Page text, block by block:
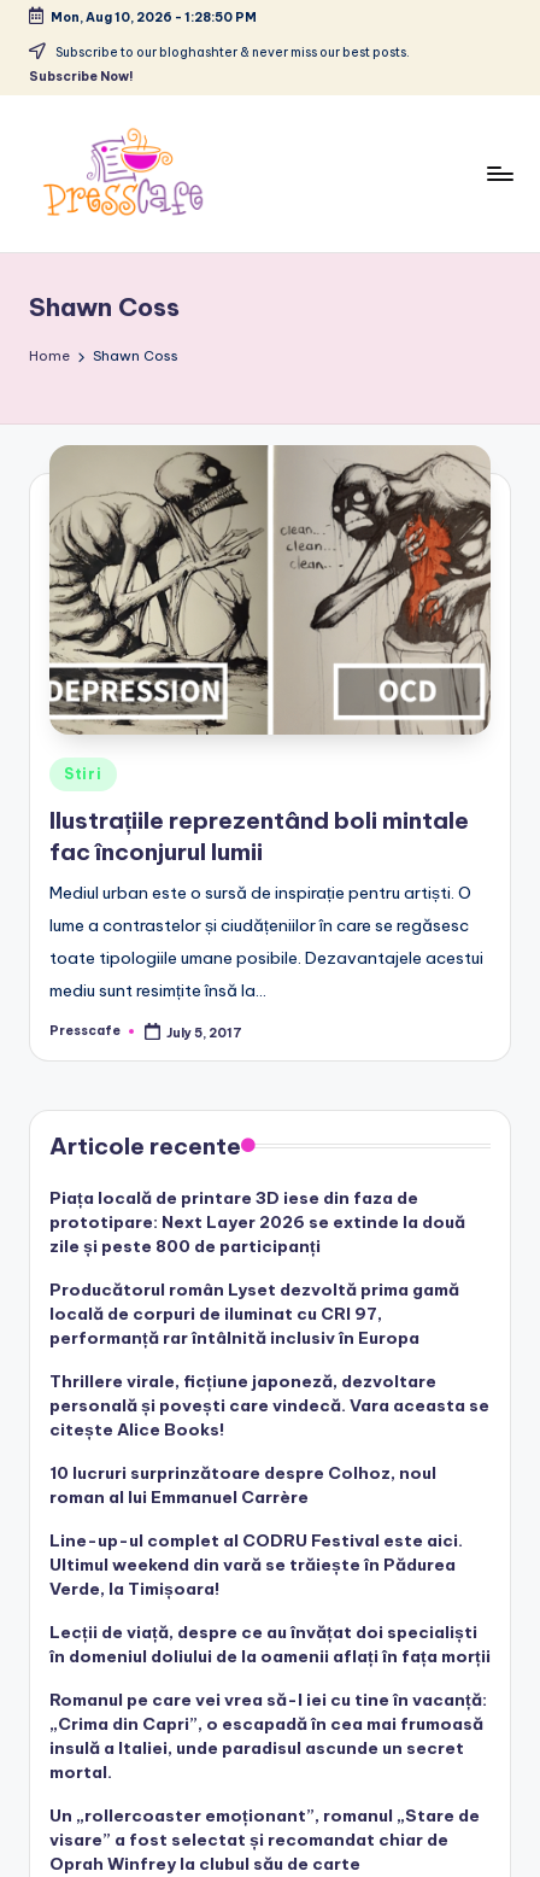
Skip
Mon, Aug 10, 2026 - 1:28:51 PM
Subscribe to our bloghashter & never miss our best posts.
Subscribe Now!
e
s
c
a
f
e
.
r
o
urbane
Shawn Coss
Home Shawn Coss
Posted
Stiri
Ilustrațiile reprezentând boli mintale
fac înconjurul lumii
Mediul urban este o sursă de inspirație pentru artiști. O
lume a contrastelor și ciudățeniilor în care se regăsesc
toate tipologiile umane posibile. Dezavantajele acestui
mediu sunt resimțite însă la…
Posted
Presscafe July 5, 2017
Articole recente
Piața locală de printare 3D iese din faza de
prototipare: Next Layer 2026 se extinde la două
zile și peste 800 de participanți
Producătorul român Lyset dezvoltă prima gamă
locală de corpuri de iluminat cu CRI 97,
performanță rar întâlnită inclusiv în Europa
Thrillere virale, ficțiune japoneză, dezvoltare
personală și povești care vindecă. Vara aceasta se
citește Alice Books!
10 lucruri surprinzătoare despre Colhoz, noul
roman al lui Emmanuel Carrère
Line-up-ul complet al CODRU Festival este aici.
Ultimul weekend din vară se trăiește în Pădurea
Verde, la Timișoara!
Lecții de viață, despre ce au învățat doi specialiști
în domeniul doliului de la oamenii aflați în fața morții
Romanul pe care vei vrea să-l iei cu tine în vacanță:
„Crima din Capri”, o escapadă în cea mai frumoasă
insulă a Italiei, unde paradisul ascunde un secret
mortal.
Un „rollercoaster emoționant”, romanul „Stare de
visare” a fost selectat și recomandat chiar de
Oprah Winfrey la clubul său de carte